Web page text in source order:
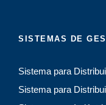
SISTEMAS DE
Sistema para
Sistema para